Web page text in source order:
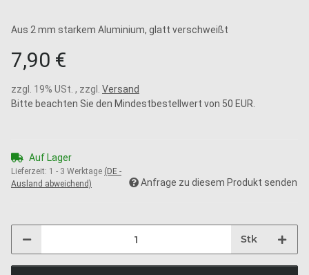
Aus 2 mm starkem Aluminium, glatt verschweißt
7,90 €
zzgl. 19% USt. , zzgl. Versand
Bitte beachten Sie den Mindestbestellwert von 50 EUR.
Auf Lager
Lieferzeit: 1 - 3 Werktage (DE -
Ausland abweichend)
Anfrage zu diesem Produkt senden
Stk